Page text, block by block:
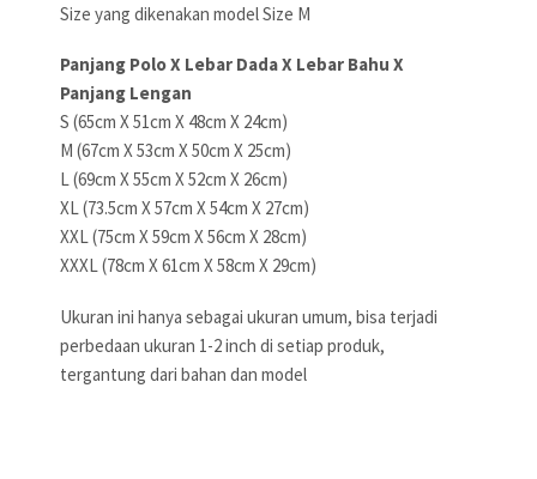
Size yang dikenakan model Size M
Panjang Polo X Lebar Dada X Lebar Bahu X
Panjang Lengan
S (65cm X 51cm X 48cm X 24cm)
M (67cm X 53cm X 50cm X 25cm)
L (69cm X 55cm X 52cm X 26cm)
XL (73.5cm X 57cm X 54cm X 27cm)
XXL (75cm X 59cm X 56cm X 28cm)
XXXL (78cm X 61cm X 58cm X 29cm)
Ukuran ini hanya sebagai ukuran umum, bisa terjadi
perbedaan ukuran 1-2 inch di setiap produk,
tergantung dari bahan dan model